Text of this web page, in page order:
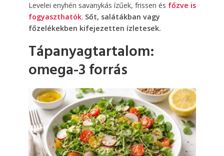
Levelei enyhén savanykás ízűek, frissen és főzve is
fogyaszthatók. Sőt, salátákban vagy
főzelékekben kifejezetten ízletesek.
Tápanyagtartalom:
omega-3 forrás